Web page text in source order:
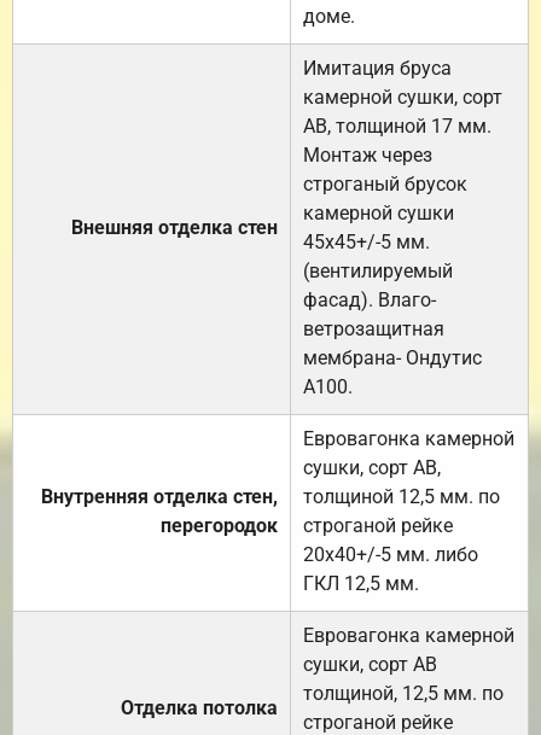
доме.
Внешняя отделка стен
Имитация бруса
камерной сушки, сорт
АВ, толщиной 17 мм.
Монтаж через
строганый брусок
камерной сушки
45х45+/-5 мм.
(вентилируемый
фасад). Влаго-
ветрозащитная
мембрана- Ондутис
А100.
Внутренняя отделка стен,
перегородок
Евровагонка камерной
сушки, сорт АВ,
толщиной 12,5 мм. по
строганой рейке
20х40+/-5 мм. либо
ГКЛ 12,5 мм.
Отделка потолка
Евровагонка камерной
сушки, сорт АВ
толщиной, 12,5 мм. по
строганой рейке